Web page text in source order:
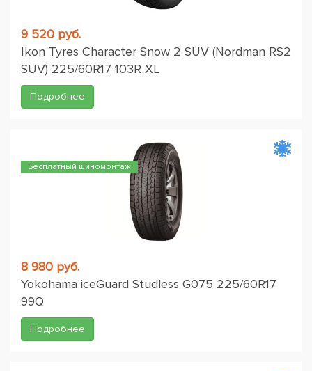
9 520 руб.
Ikon Tyres Character Snow 2 SUV (Nordman RS2
SUV) 225/60R17 103R XL
Подробнее
Бесплатный шиномонтаж
8 980 руб.
Yokohama iceGuard Studless G075 225/60R17
99Q
Подробнее